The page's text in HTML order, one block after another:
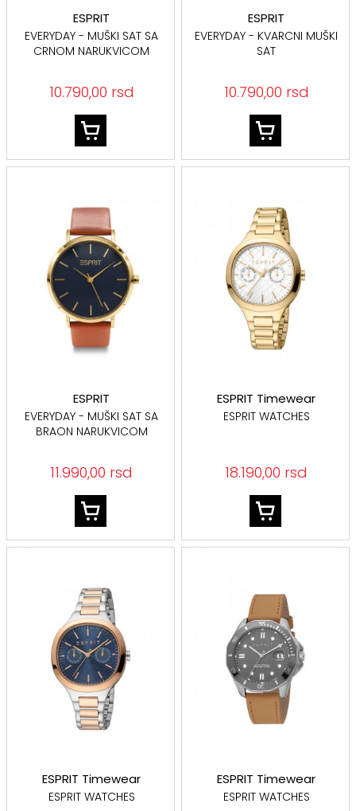
ESPRIT
EVERYDAY - MUŠKI SAT SA
CRNOM NARUKVICOM
10.790,00 rsd
ESPRIT
EVERYDAY - KVARCNI MUŠKI
SAT
10.790,00 rsd
ESPRIT
EVERYDAY - MUŠKI SAT SA
BRAON NARUKVICOM
11.990,00 rsd
ESPRIT Timewear
ESPRIT WATCHES
18.190,00 rsd
ESPRIT Timewear
ESPRIT WATCHES
ESPRIT Timewear
ESPRIT WATCHES